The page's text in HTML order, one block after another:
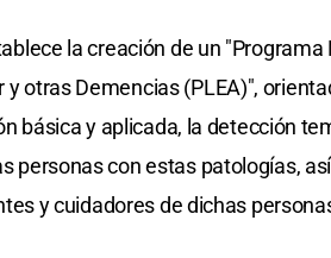
la creación de un
otras Demencias (PLEA)",
básica y aplicada, la detección
personas con estas patologías,
y cuidadores de dichas